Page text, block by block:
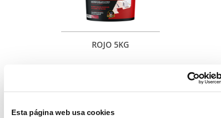
Esta página web usa cookies
ROJO 5KG